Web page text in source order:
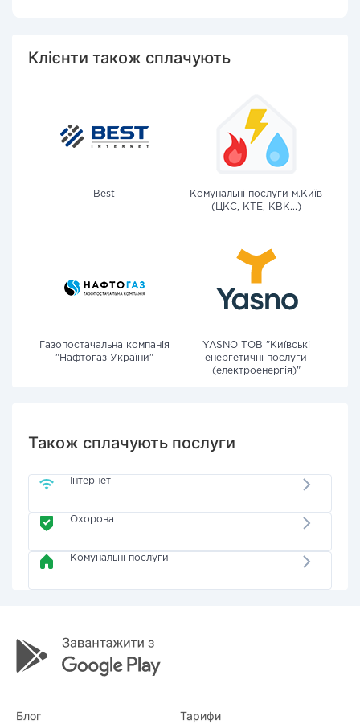
Клієнти також сплачують
Best
Комунальні послуги м.Київ
(ЦКС, КТЕ, КВК...)
Газопостачальна компанія
"Нафтогаз України"
YASNO ТОВ "Київські
енергетичні послуги
(електроенергія)"
Також сплачують послуги
Інтернет
Охорона
Комунальні послуги
Блог Тарифи